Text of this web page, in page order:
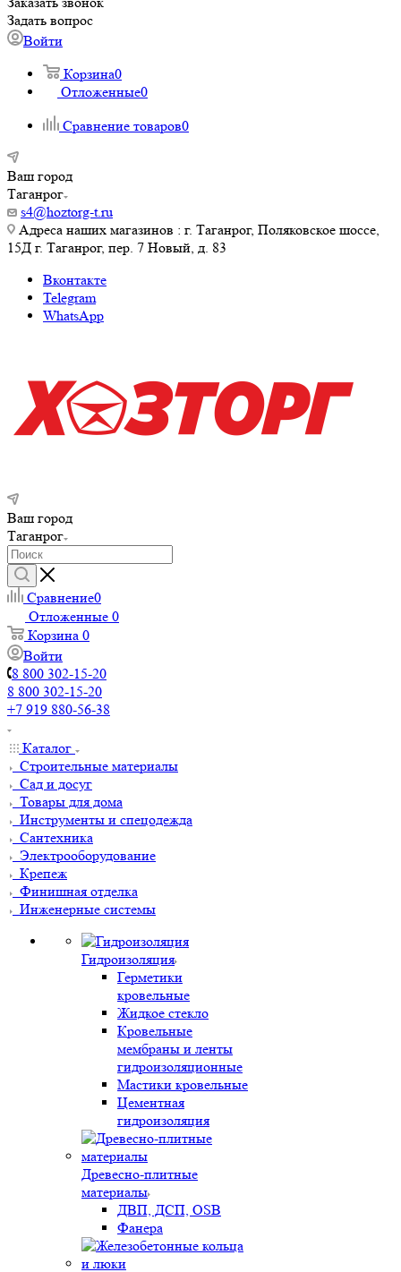
Задать вопрос
Войти
Корзина0
Отложенные0
Сравнение товаров0
Ваш город
Таганрог
s4@hoztorg-t.ru
Адреса наших магазинов : г. Таганрог, Поляковское шоссе,
15Д г. Таганрог, пер. 7 Новый, д. 83
Вконтакте
Telegram
WhatsApp
Ваш город
Таганрог
Сравнение0
Отложенные 0
Корзина 0
Войти
8 800 302-15-20
8 800 302-15-20
+7 919 880-56-38
Каталог
Строительные материалы
Сад и досуг
Товары для дома
Инструменты и спецодежда
Сантехника
Электрооборудование
Крепеж
Финишная отделка
Инженерные системы
Гидроизоляция
Герметики
кровельные
Жидкое стекло
Кровельные
мембраны и ленты
гидроизоляционные
Мастики кровельные
Цементная
гидроизоляция
Древесно-плитные
материалы
ДВП, ДСП, OSB
Фанера